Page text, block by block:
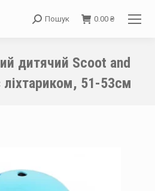
Search:
Пошук 0.00 ₴
дитячий Scoot and
ліхтариком, 51-53см